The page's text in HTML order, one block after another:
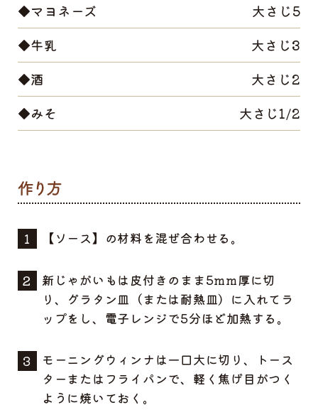
◆マヨネーズ
大さじ5
◆牛乳
大さじ3
◆酒
大さじ2
◆みそ
大さじ1/2
【ソース】の材料を混ぜ合わせる。
新じゃがいもは皮付きのまま5mm厚に切
り、グラタン皿（または耐熱皿）に入れてラ
ップをし、電子レンジで5分ほど加熱する。
モーニングウィンナは一口大に切り、トース
ターまたはフライパンで、軽く焦げ目がつく
ように焼いておく。